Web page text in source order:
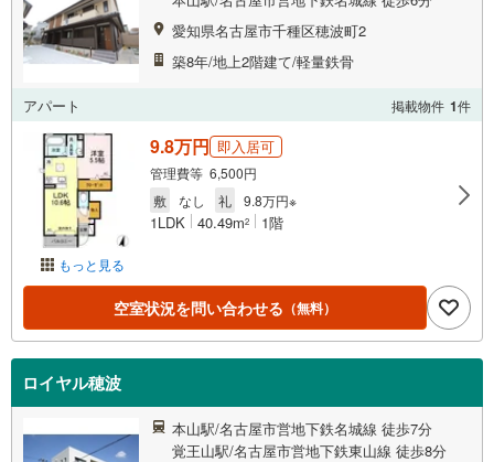
愛知県名古屋市千種区穂波町2
築8年/地上2階建て/軽量鉄骨
アパート 掲載物件 1件
もっと見る
9.8万円 即入居可
管理費等 6,500円
敷
なし 礼 9.8万円※
1LDK 40.49m2 1階
空室状況を問い合わせる （無料）
ロイヤル穂波
本山駅/名古屋市営地下鉄名城線 徒歩7分
覚王山駅/名古屋市営地下鉄東山線 徒歩8分